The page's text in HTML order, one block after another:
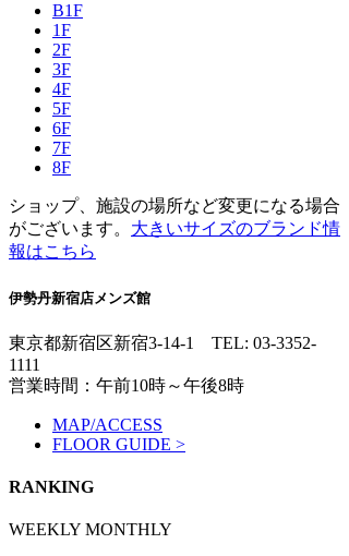
B1F
1F
2F
3F
4F
5F
6F
7F
8F
ショップ、施設の場所など変更になる場合
がございます。 大きいサイズのブランド情
報はこちら
伊勢丹新宿店メンズ館
東京都新宿区新宿3-14-1 TEL: 03-3352-
1111
営業時間：午前10時～午後8時
MAP/ACCESS
FLOOR GUIDE >
RANKING
WEEKLY MONTHLY